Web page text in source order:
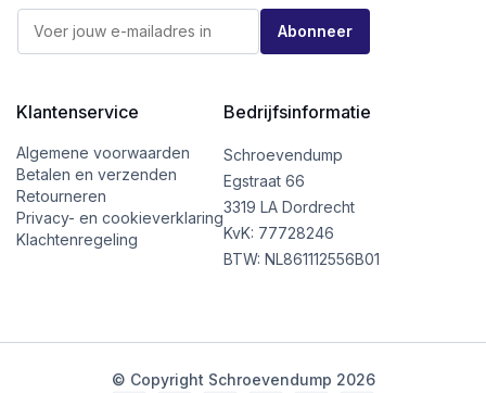
a
*
E
m
l
Abonneer
Klantenservice
Algemene voorwaarden
Betalen en verzenden
Retourneren
Privacy- en cookieverklaring
Klachtenregeling
Bedrijfsinformatie
Schroevendump
Egstraat 66
3319 LA Dordrecht
KvK: 77728246
BTW: NL861112556B01
© Copyright Schroevendump 2026